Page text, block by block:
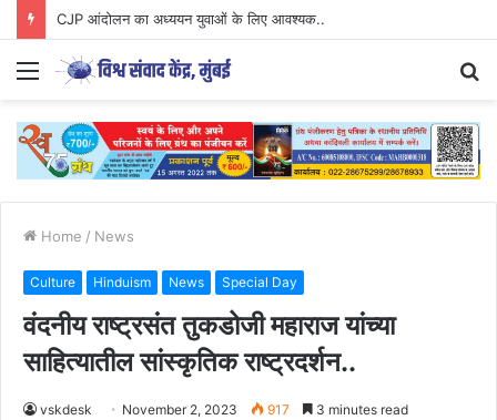
CJP आंदोलन का अध्ययन युवाओं के लिए आवश्यक..
Menu
Home / News
Culture Hinduism News Special Day
वंदनीय राष्ट्रसंत तुकडोजी महाराज यांच्या
साहित्यातील सांस्कृतिक राष्ट्रदर्शन..
vskdesk November 2, 2023 917 3 minutes read